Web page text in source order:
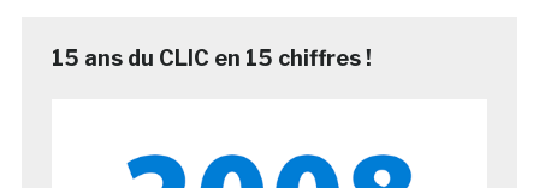
15 ans du CLIC en 15 chiffres !